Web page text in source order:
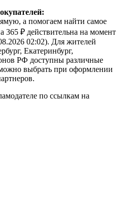
а помогаем найти самое
365 ₽ действительна на момент
02:02). Для жителей
Екатеринбург,
РФ доступны различные
выбрать при оформлении
по ссылкам на